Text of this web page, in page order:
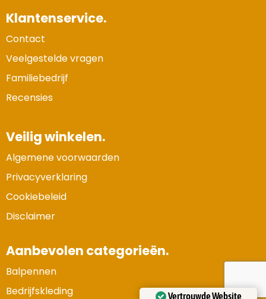
Klantenservice.
Contact
Veelgestelde vragen
Familiebedrijf
Recensies
Veilig winkelen.
Algemene voorwaarden
Privacyverklaring
Cookiebeleid
Disclaimer
Aanbevolen categorieën.
Balpennen
Bedrijfskleding